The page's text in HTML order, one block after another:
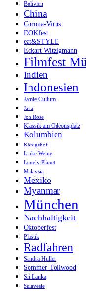
Bolivien
China
Corona-Virus
DOKfest
eat&STYLE
Eckart Witzigmann
Filmfest
Indien
Indonesien
Jamie Cullum
Java
Jon Rose
Klassik am Odeonsplatz
Kolumbien
Königshof
Linke Weine
Lonely Planet
Malaysia
Mexiko
Myanmar
München
Nachhaltigkeit
Oktoberfest
Plastik
Radfahren
Sandra Hüller
Sommer-Tollwood
Sri Lanka
Sulavesie